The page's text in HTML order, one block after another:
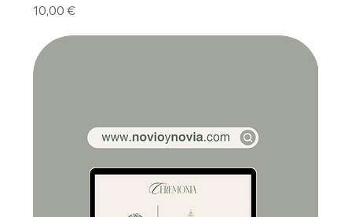
Precio
10,00 €